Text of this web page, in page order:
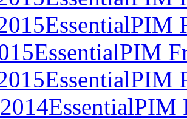
EssentialPIM
EssentialPIM
EssentialPIM
EssentialPIM